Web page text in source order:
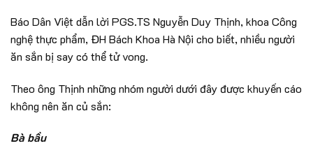
Báo Dân Việt dẫn lời PGS.TS Nguyễn Duy Thịnh, khoa Công
nghệ thực phẩm, ĐH Bách Khoa Hà Nội cho biết, nhiều người
ăn sắn bị say có thể tử vong.
Theo ông Thịnh những nhóm người dưới đây được khuyến cáo
không nên ăn củ sắn:
Bà bầu